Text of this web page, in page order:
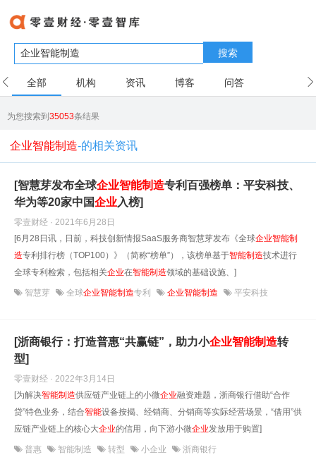
搜索
全部 机构 资讯 博客 问答
为您搜索到35053条结果
企业智能制造-的相关资讯
[智慧芽发布全球企业智能制造专利百强榜单：平安科技、
华为等20家中国企业入榜]
零壹财经 · 2021年6月28日
[6月28日讯，日前，科技创新情报SaaS服务商智慧芽发布《全球企业智能制
造专利排行榜（TOP100）》（简称“榜单”），该榜单基于智能制造技术进行
全球专利检索，包括相关企业在智能制造领域的基础设施、]
智慧芽 全球企业智能制造专利 企业智能制造 平安科技
[浙商银行：打造普惠“共赢链”，助力小企业智能制造转
型]
零壹财经 · 2022年3月14日
[为解决智能制造供应链产业链上的小微企业融资难题，浙商银行借助“合作
贷”特色业务，结合智能设备按揭、经销商、分销商等实际经营场景，“借用”供
应链产业链上的核心大企业的信用，向下游小微企业发放用于购置]
普惠 智能制造 转型 小企业 浙商银行